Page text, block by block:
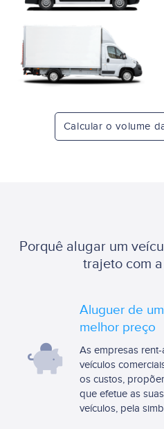
Calcular o volume
Porquê alugar um
trajeto com
Aluguer de
melhor preço
As empresas
veículos
os custos,
que efetue as
veículos, pela